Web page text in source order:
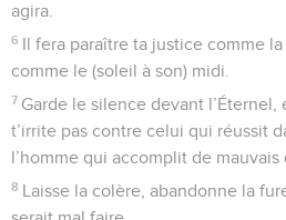
agira.
6 Il fera paraître ta justice comme
comme le (soleil à son) midi.
7 Garde le silence devant
t’irrite pas contre celui qui réussit
l’homme qui accomplit de mauvais
8 Laisse la colère, abandonne la